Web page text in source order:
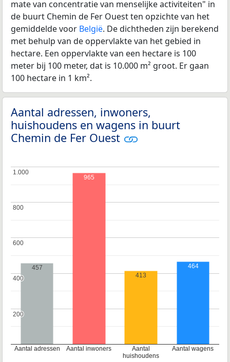
mate van concentratie van menselijke activiteiten" in
de buurt Chemin de Fer Ouest ten opzichte van het
gemiddelde voor België. De dichtheden zijn berekend
met behulp van de oppervlakte van het gebied in
hectare. Een oppervlakte van een hectare is 100
meter bij 100 meter, dat is 10.000 m² groot. Er gaan
100 hectare in 1 km².
Aantal adressen, inwoners,
huishoudens en wagens in buurt
Chemin de Fer Ouest
Aantal adressen Aantal inwoners
Aantal
huishoudens
Aantal wagens
200
200
400
400
600
600
800
800
1.000
1.000
457
965
413
464